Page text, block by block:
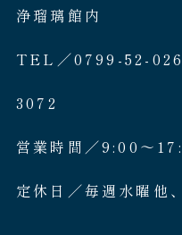
浄瑠璃館内
TEL／0799-52-
3072
営業時間／9:00〜
定休日／毎週水曜他